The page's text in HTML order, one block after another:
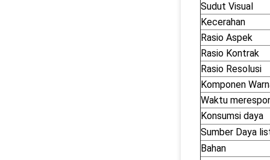
Sudut Visual
Kecerahan
Rasio Aspek
Rasio Kontrak
Rasio Resolusi
Komponen
Waktu
Konsumsi daya
Sumber Daya
Bahan